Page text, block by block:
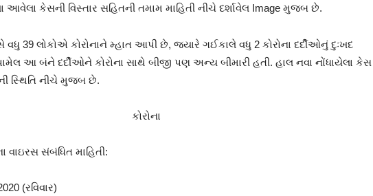
આવેલા કેસની વિસ્તાર સહિતની તમામ માહિતી નીચે દર્શાવેલ Image મુજબ છે.
39 લોકોએ કોરોનાને મ્હાત આપી છે, જ્યારે ગઈકાલે વધુ 2 કોરોના દર્દીઓનું દુઃખદ
આ બંને દર્દીઓને કોરોના સાથે બીજી પણ અન્ય બીમારી હતી. હાલ નવા નોંધાયેલા કેસ
સ્થિતિ નીચે મુજબ છે.
વાઇરસ સંબંધિત માહિતી:
(રવિવાર)